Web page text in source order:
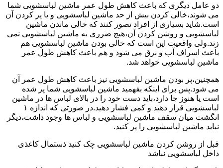
دو عامل دیگری که باعث کاهش طول عمر ماشین لباسشویی شما
می شوند،خالی کردن بیش از حد ماشین لباسشویی و یا پر کردن آن
است.شاید بسیاری از افراد تصور کنند که خالی ماندن ماشین
لباسشویی و روشن کردن آن،هیچ ضرری به ماشین لباسشویی نمی
زند.ولی واقعیت این است که خالی بودن ماشین لباسشویی هم
باعث اسراف آب و برق می شود و هم باعث کاهش طول عمر
ماشین لباسشویی خواهد شد.
همچنین،پر بودن ماشین لباسشویی نیز باعث کاهش طول عمر آن
می شود.پس برای اینکه بفهمید ماشین لباسشویی شما پر شده
است یا هنوز جا دارد،باید دست خود را در بالای لباس ها در ماشین
لباسشویی قرار دهید و کمی فشار دهید.در صورتی که اندازه ۱
انگشت میان سقف ماشین لباسشویی و لباس ها وجود داشت،دیگر
نباید ماشین لباسشویی را پر کنید.
قبل از روشن کردن ماشین لباسشویی چک کنید ذستمال کاغذی
داخل لباسشویی نباشد